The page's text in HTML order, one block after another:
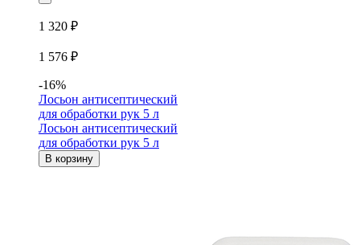
1 320 ₽
1 576 ₽
-16%
Лосьон антисептический
для обработки рук 5 л
Лосьон антисептический
для обработки рук 5 л
В корзину